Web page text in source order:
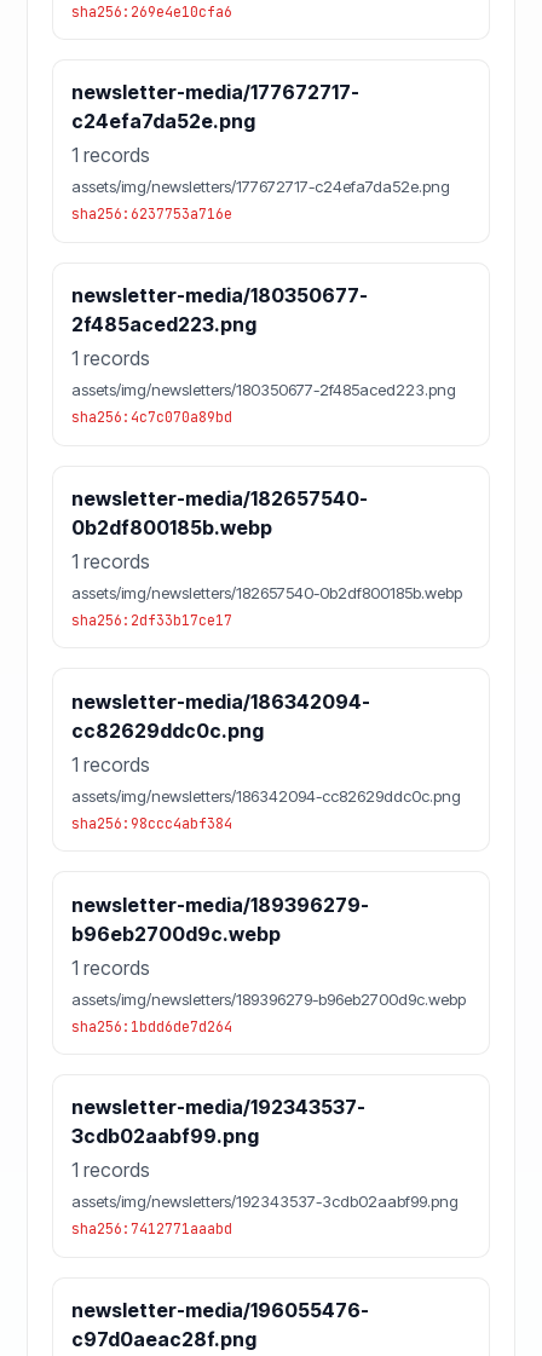
sha256:269e4e10cfa6
newsletter-media/177672717-
c24efa7da52e.png
1 records
assets/img/newsletters/177672717-c24efa7da52e.png
sha256:6237753a716e
newsletter-media/180350677-
2f485aced223.png
1 records
assets/img/newsletters/180350677-2f485aced223.png
sha256:4c7c070a89bd
newsletter-media/182657540-
0b2df800185b.webp
1 records
assets/img/newsletters/182657540-0b2df800185b.webp
sha256:2df33b17ce17
newsletter-media/186342094-
cc82629ddc0c.png
1 records
assets/img/newsletters/186342094-cc82629ddc0c.png
sha256:98ccc4abf384
newsletter-media/189396279-
b96eb2700d9c.webp
1 records
assets/img/newsletters/189396279-b96eb2700d9c.webp
sha256:1bdd6de7d264
newsletter-media/192343537-
3cdb02aabf99.png
1 records
assets/img/newsletters/192343537-3cdb02aabf99.png
sha256:7412771aaabd
newsletter-media/196055476-
c97d0aeac28f.png